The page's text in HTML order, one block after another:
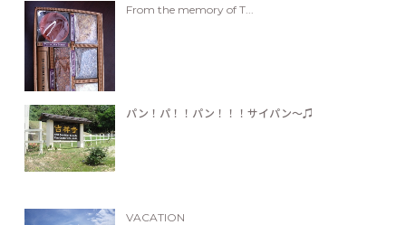
From the memory of T...
パン！パ！！パン！！！サイパン〜♫
VACATION